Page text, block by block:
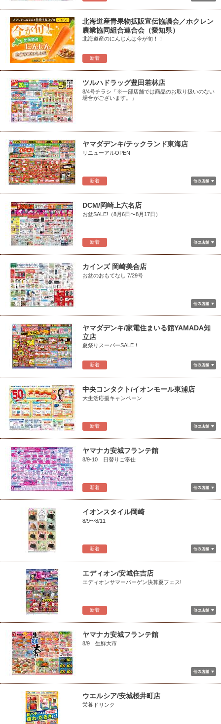
新着
北海道産青果物拡販宣伝協議会／ホクレン
農業協同組合連合会（愛知県）
北海道産のにんじんは今が旬！！
ツルハドラッグ豊田若林店
8/4号チラシ「※一部店舗では商品のお取り扱いのない
場合がございます。」
新着
ヤマダデンキ/テックランド東海店
リニューアルOPEN
新着
DCM/岡崎上六名店
お盆SALE!（8月6日〜8月17日）
カインズ 岡崎美合店
お盆のおもてなし 7/29号
新着
ヤマダデンキ/家電住まいる館YAMADA知
立店
夏祭りスーパーSALE！
新着
中央コンタクト/イオンモール東浦店
大生活応援キャンペーン
新着
ヤマナカ安城フランテ館
8/9-10 日替りご奉仕
新着
イオンスタイル岡崎
8/9〜8/11
新着
エディオン/安城住吉店
エディオンサマーバーゲン決算夏フェス!
ヤマナカ安城フランテ館
8/9 生鮮大市
ウエルシア/安城桜井町店
栄養ドリンク